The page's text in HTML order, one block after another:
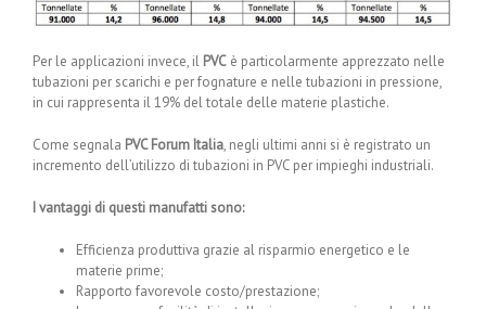
Per le applicazioni invece, il PVC è particolarmente apprezzato nelle
tubazioni per scarichi e per fognature e nelle tubazioni in pressione,
in cui rappresenta il 19% del totale delle materie plastiche.
Come segnala PVC Forum Italia, negli ultimi anni si è registrato un
incremento dell’utilizzo di tubazioni in PVC per impieghi industriali.
I vantaggi di questi manufatti sono:
Efficienza produttiva grazie al risparmio energetico e le
materie prime;
Rapporto favorevole costo/prestazione;